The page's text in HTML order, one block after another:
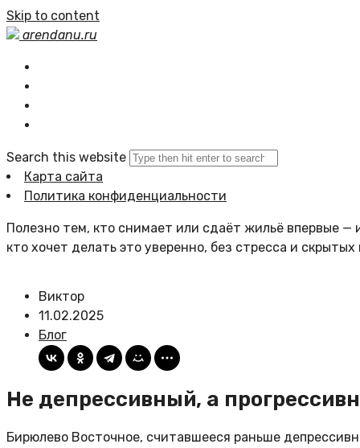
Skip to content
arendanu.ru
Search this website
Карта сайта
Политика конфиденциальности
Полезно тем, кто снимает или сдаёт жильё впервые —
кто хочет делать это уверенно, без стресса и
Виктор
11.02.2025
Блог
Не депрессивный, а
Бирюлево Восточное, считавшееся раньше